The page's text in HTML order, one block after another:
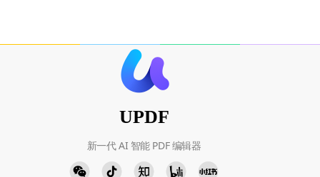
UPDF
新一代 AI 智能 PDF 编辑器